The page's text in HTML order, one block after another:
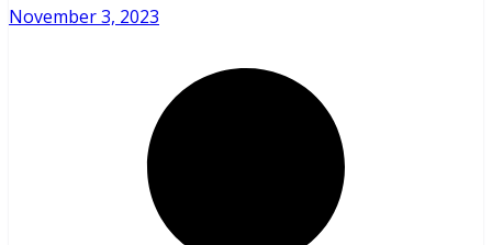
November 3, 2023